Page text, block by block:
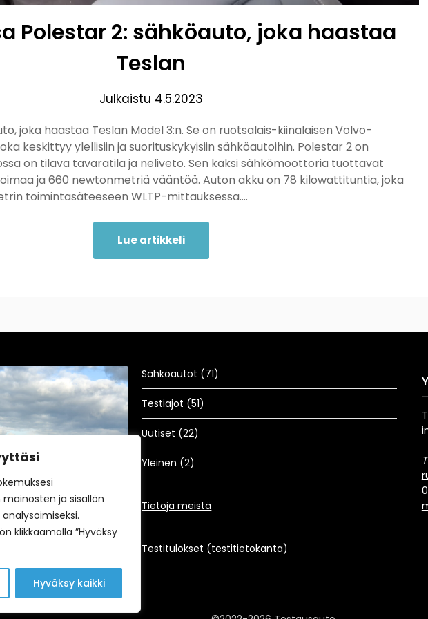
ja sisällön
klikkaamalla ”Hyväksy
Hyväksy kaikki
Polestar 2: sähköauto, joka haastaa
Teslan
Julkaistu 4.5.2023
joka haastaa Teslan Model 3:n. Se on ruotsalais-kiinalaisen Volvo-
keskittyy ylellisiin ja suorituskykyisiin sähköautoihin. Polestar 2 on
on tilava tavaratila ja neliveto. Sen kaksi sähkömoottoria tuottavat
ja 660 newtonmetriä vääntöä. Auton akku on 78 kilowattituntia, joka
toimintasäteeseen WLTP-mittauksessa….
Lue artikkeli
| Tahdon,
Uutiset
Vuoden 2025 parhaimmat
31.12.2025
Sähköautot (71)
Testiajot (51)
Uutiset (22)
Yleinen (2)
Tietoja meistä
Testitulokset (testitietokanta)